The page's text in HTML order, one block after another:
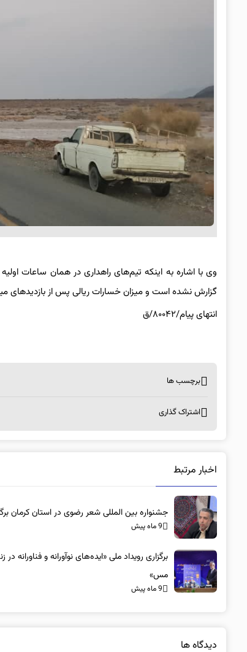
وی با اشاره به اینکه تیم‌های راهداری در همان ساعات
گزارش نشده است و میزان خسارات ریالی پس از بازدیدهای
انتهای پیام/۸۰۰۴۲/ق
برچسب ها
اشتراک گذاری
اخبار مرتبط
جشنواره بین المللی شعر رضوی در استان کرمان
9 ماه پیش
برگزاری رویداد ملی «ایده‌های نوآورانه و فناورانه در
مس»
9 ماه پیش
دیدگاه ها